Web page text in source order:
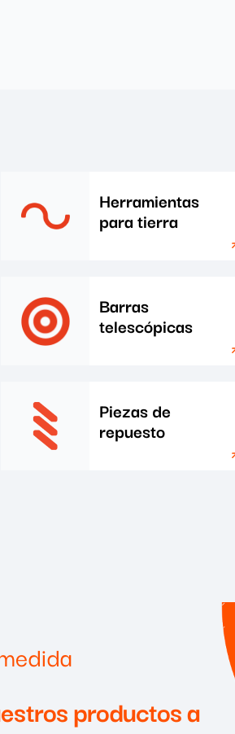
Herramientas
para tierra
Barras
telescópicas
Piezas de
repuesto
productos a